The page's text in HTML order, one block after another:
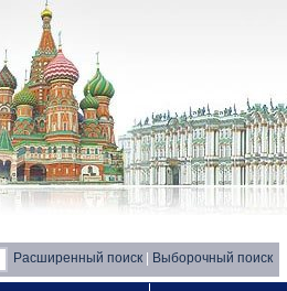
Расширенный поиск
Выборочный поиск